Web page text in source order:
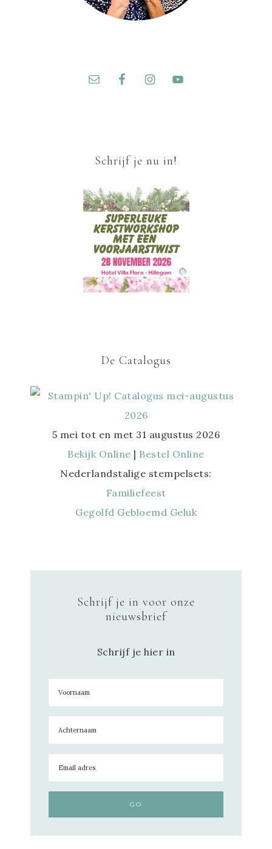
Schrijf je nu in!
De Catalogus
5 mei tot en met 31 augustus 2026
Bekijk Online | Bestel Online
Nederlandstalige stempelsets:
Familiefeest
Gegolfd Gebloemd Geluk
Schrijf je in voor onze
nieuwsbrief
Schrijf je hier in